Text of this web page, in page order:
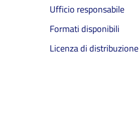
Ufficio responsabile
Formati disponibili
Licenza di distribuzione